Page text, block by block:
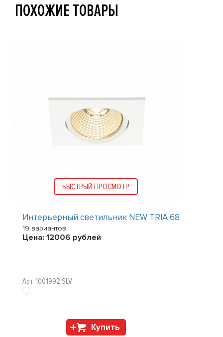
ПОХОЖИЕ ТОВАРЫ
БЫСТРЫЙ ПРОСМОТР
Интерьерный светильник NEW TRIA 68
19 вариантов
Цена: 12006 рублей
Арт. 1001992 SLV
Купить